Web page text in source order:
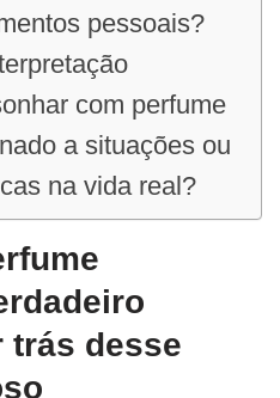
pessoais?
com perfume
a situações ou
na vida real?
trás desse